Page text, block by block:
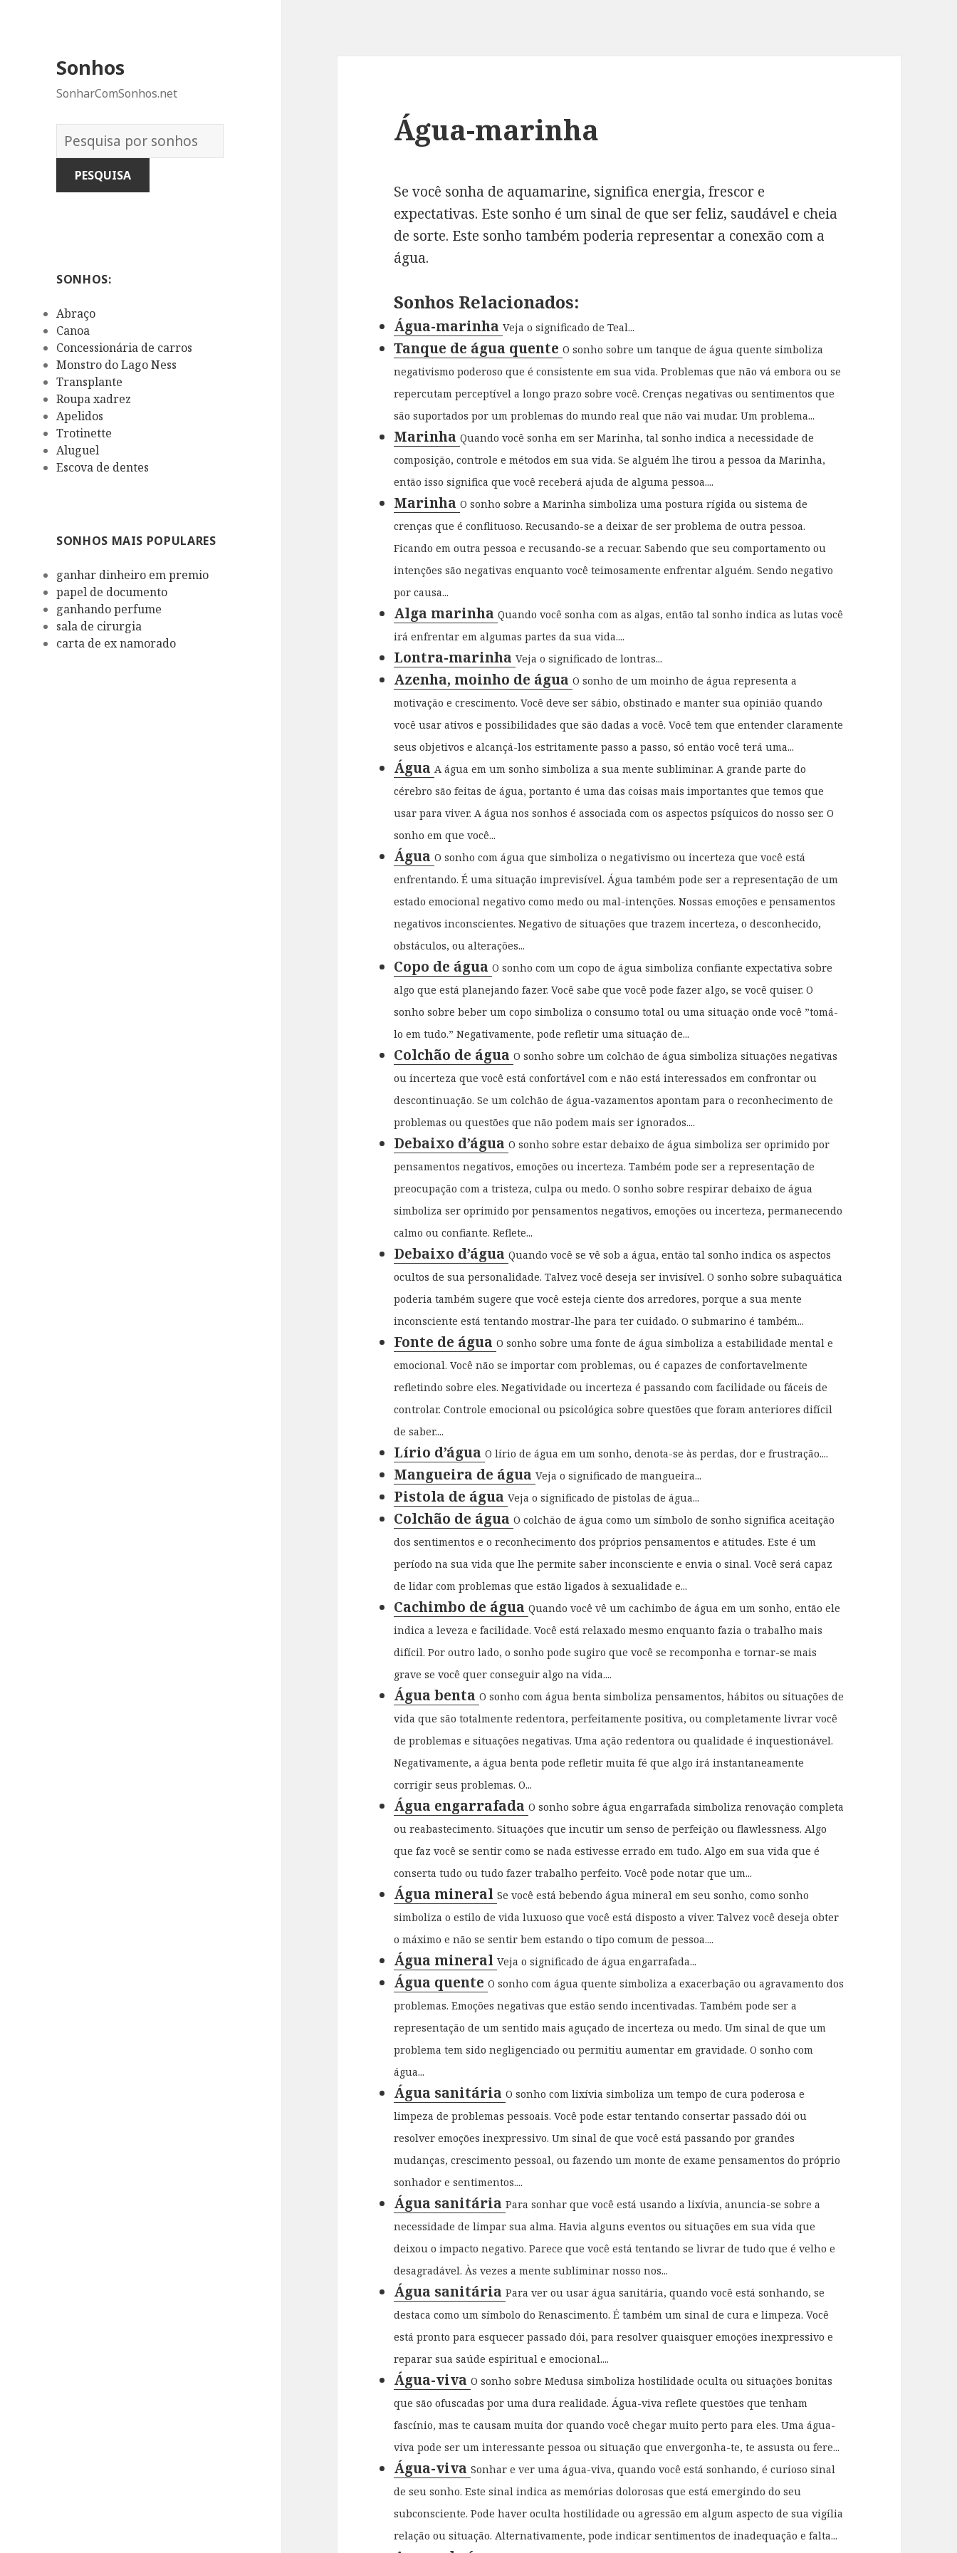
Sonhos
SonharComSonhos.net
Dicionário
dos
Sonhos:
SONHOS:
Abraço
Canoa
Concessionária de carros
Monstro do Lago Ness
Transplante
Roupa xadrez
Apelidos
Trotinette
Aluguel
Escova de dentes
SONHOS MAIS POPULARES
ganhar dinheiro em premio
papel de documento
ganhando perfume
sala de cirurgia
carta de ex namorado
Água-marinha
Se você sonha de aquamarine, significa energia, frescor e
expectativas. Este sonho é um sinal de que ser feliz, saudável e cheia
de sorte. Este sonho também poderia representar a conexão com a
água.
Sonhos Relacionados:
Água-marinhaVeja o significado de Teal...
Tanque de água quenteO sonho sobre um tanque de água quente simboliza
negativismo poderoso que é consistente em sua vida. Problemas que não vá embora ou se
repercutam perceptível a longo prazo sobre você. Crenças negativas ou sentimentos que
são suportados por um problemas do mundo real que não vai mudar. Um problema...
MarinhaQuando você sonha em ser Marinha, tal sonho indica a necessidade de
composição, controle e métodos em sua vida. Se alguém lhe tirou a pessoa da Marinha,
então isso significa que você receberá ajuda de alguma pessoa....
MarinhaO sonho sobre a Marinha simboliza uma postura rígida ou sistema de
crenças que é conflituoso. Recusando-se a deixar de ser problema de outra pessoa.
Ficando em outra pessoa e recusando-se a recuar. Sabendo que seu comportamento ou
intenções são negativas enquanto você teimosamente enfrentar alguém. Sendo negativo
por causa...
Alga marinhaQuando você sonha com as algas, então tal sonho indica as lutas você
irá enfrentar em algumas partes da sua vida....
Lontra-marinhaVeja o significado de lontras...
Azenha, moinho de águaO sonho de um moinho de água representa a
motivação e crescimento. Você deve ser sábio, obstinado e manter sua opinião quando
você usar ativos e possibilidades que são dadas a você. Você tem que entender claramente
seus objetivos e alcançá-los estritamente passo a passo, só então você terá uma...
ÁguaA água em um sonho simboliza a sua mente subliminar. A grande parte do
cérebro são feitas de água, portanto é uma das coisas mais importantes que temos que
usar para viver. A água nos sonhos é associada com os aspectos psíquicos do nosso ser. O
sonho em que você...
ÁguaO sonho com água que simboliza o negativismo ou incerteza que você está
enfrentando. É uma situação imprevisível. Água também pode ser a representação de um
estado emocional negativo como medo ou mal-intenções. Nossas emoções e pensamentos
negativos inconscientes. Negativo de situações que trazem incerteza, o desconhecido,
obstáculos, ou alterações...
Copo de águaO sonho com um copo de água simboliza confiante expectativa sobre
algo que está planejando fazer. Você sabe que você pode fazer algo, se você quiser. O
sonho sobre beber um copo simboliza o consumo total ou uma situação onde você ”tomá-
lo em tudo.” Negativamente, pode refletir uma situação de...
Colchão de águaO sonho sobre um colchão de água simboliza situações negativas
ou incerteza que você está confortável com e não está interessados em confrontar ou
descontinuação. Se um colchão de água-vazamentos apontam para o reconhecimento de
problemas ou questões que não podem mais ser ignorados....
Debaixo d’águaO sonho sobre estar debaixo de água simboliza ser oprimido por
pensamentos negativos, emoções ou incerteza. Também pode ser a representação de
preocupação com a tristeza, culpa ou medo. O sonho sobre respirar debaixo de água
simboliza ser oprimido por pensamentos negativos, emoções ou incerteza, permanecendo
calmo ou confiante. Reflete...
Debaixo d’águaQuando você se vê sob a água, então tal sonho indica os aspectos
ocultos de sua personalidade. Talvez você deseja ser invisível. O sonho sobre subaquática
poderia também sugere que você esteja ciente dos arredores, porque a sua mente
inconsciente está tentando mostrar-lhe para ter cuidado. O submarino é também...
Fonte de águaO sonho sobre uma fonte de água simboliza a estabilidade mental e
emocional. Você não se importar com problemas, ou é capazes de confortavelmente
refletindo sobre eles. Negatividade ou incerteza é passando com facilidade ou fáceis de
controlar. Controle emocional ou psicológica sobre questões que foram anteriores difícil
de saber....
Lírio d’águaO lírio de água em um sonho, denota-se às perdas, dor e frustração....
Mangueira de águaVeja o significado de mangueira...
Pistola de águaVeja o significado de pistolas de água...
Colchão de águaO colchão de água como um símbolo de sonho significa aceitação
dos sentimentos e o reconhecimento dos próprios pensamentos e atitudes. Este é um
período na sua vida que lhe permite saber inconsciente e envia o sinal. Você será capaz
de lidar com problemas que estão ligados à sexualidade e...
Cachimbo de águaQuando você vê um cachimbo de água em um sonho, então ele
indica a leveza e facilidade. Você está relaxado mesmo enquanto fazia o trabalho mais
difícil. Por outro lado, o sonho pode sugiro que você se recomponha e tornar-se mais
grave se você quer conseguir algo na vida....
Água bentaO sonho com água benta simboliza pensamentos, hábitos ou situações de
vida que são totalmente redentora, perfeitamente positiva, ou completamente livrar você
de problemas e situações negativas. Uma ação redentora ou qualidade é inquestionável.
Negativamente, a água benta pode refletir muita fé que algo irá instantaneamente
corrigir seus problemas. O...
Água engarrafadaO sonho sobre água engarrafada simboliza renovação completa
ou reabastecimento. Situações que incutir um senso de perfeição ou flawlessness. Algo
que faz você se sentir como se nada estivesse errado em tudo. Algo em sua vida que é
conserta tudo ou tudo fazer trabalho perfeito. Você pode notar que um...
Água mineralSe você está bebendo água mineral em seu sonho, como sonho
simboliza o estilo de vida luxuoso que você está disposto a viver. Talvez você deseja obter
o máximo e não se sentir bem estando o tipo comum de pessoa....
Água mineralVeja o significado de água engarrafada...
Água quenteO sonho com água quente simboliza a exacerbação ou agravamento dos
problemas. Emoções negativas que estão sendo incentivadas. Também pode ser a
representação de um sentido mais aguçado de incerteza ou medo. Um sinal de que um
problema tem sido negligenciado ou permitiu aumentar em gravidade. O sonho com
água...
Água sanitáriaO sonho com lixívia simboliza um tempo de cura poderosa e
limpeza de problemas pessoais. Você pode estar tentando consertar passado dói ou
resolver emoções inexpressivo. Um sinal de que você está passando por grandes
mudanças, crescimento pessoal, ou fazendo um monte de exame pensamentos do próprio
sonhador e sentimentos....
Água sanitáriaPara sonhar que você está usando a lixívia, anuncia-se sobre a
necessidade de limpar sua alma. Havia alguns eventos ou situações em sua vida que
deixou o impacto negativo. Parece que você está tentando se livrar de tudo que é velho e
desagradável. Às vezes a mente subliminar nosso nos...
Água sanitáriaPara ver ou usar água sanitária, quando você está sonhando, se
destaca como um símbolo do Renascimento. É também um sinal de cura e limpeza. Você
está pronto para esquecer passado dói, para resolver quaisquer emoções inexpressivo e
reparar sua saúde espiritual e emocional....
Água-vivaO sonho sobre Medusa simboliza hostilidade oculta ou situações bonitas
que são ofuscadas por uma dura realidade. Água-viva reflete questões que tenham
fascínio, mas te causam muita dor quando você chegar muito perto para eles. Uma água-
viva pode ser um interessante pessoa ou situação que envergonha-te, te assusta ou fere...
Água-vivaSonhar e ver uma água-viva, quando você está sonhando, é curioso sinal
de seu sonho. Este sinal indica as memórias dolorosas que está emergindo do seu
subconsciente. Pode haver oculta hostilidade ou agressão em algum aspecto de sua vigília
relação ou situação. Alternativamente, pode indicar sentimentos de inadequação e falta...